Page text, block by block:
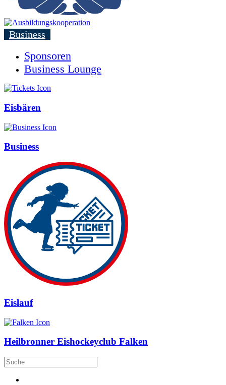
Business
Sponsoren
Business Lounge
Eisbären
Business
Eislauf
Heilbronner Eishockeyclub Falken